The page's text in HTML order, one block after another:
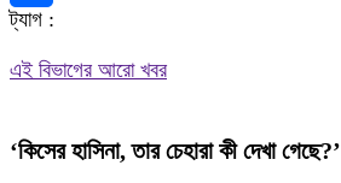
Share
ট্যাগ :
এই বিভাগের আরো খবর
‘কিসের হাসিনা, তার চেহারা কী দেখা গেছে?’